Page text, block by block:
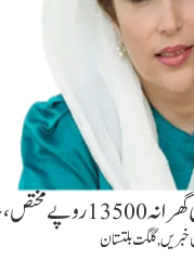
جا نئے
خبریں,گلگت بلتستان